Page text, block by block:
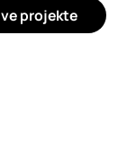
projekte